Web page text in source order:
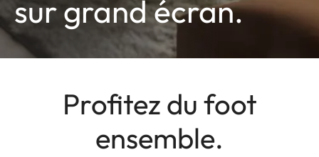
sur grand écran.
Profitez du foot
ensemble.